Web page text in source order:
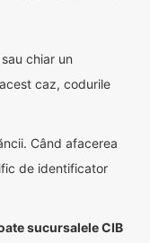
chiar un
caz, codurile
Când afacerea
de identificator
sucursalele CIB